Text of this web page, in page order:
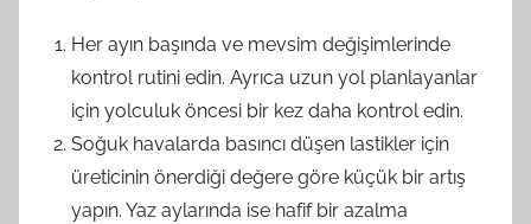
Her ayın başında ve mevsim değişimlerinde
kontrol rutini edin. Ayrıca uzun yol planlayanlar
için yolculuk öncesi bir kez daha kontrol edin.
Soğuk havalarda basıncı düşen lastikler için
üreticinin önerdiği değere göre küçük bir artış
yapın. Yaz aylarında ise hafif bir azalma